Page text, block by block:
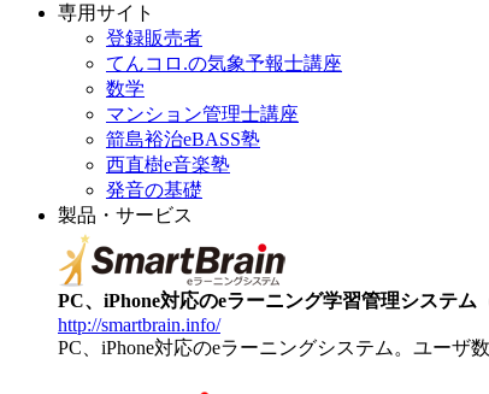
専用サイト
登録販売者
てんコロ.の気象予報士講座
数学
マンション管理士講座
箭島裕治eBASS塾
西直樹e音楽塾
発音の基礎
製品・サービス
PC、iPhone対応のeラーニング学習管理システム
http://smartbrain.info/
PC、iPhone対応のeラーニングシステム。ユーザ